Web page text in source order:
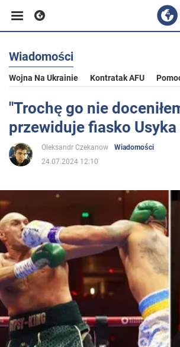
Biznes
Sport
Rozrywka
Polityka
Społeczeństwo
Wojna na Ukrainie
Świat
Wiadomości
Wojna Na Ukrainie Kontratak AFU
"Trochę go nie
przewiduje fiasko
Oleksandr Czekanow
Wiadomości
24.07.2024 12:10